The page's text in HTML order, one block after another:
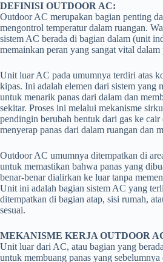
DEFINISI OUTDOOR AC:
Outdoor AC merupakan bagian penting
mengontrol temperatur dalam ruangan.
sistem AC berada di bagian dalam (unit
memainkan peran yang sangat vital dalam
Unit luar AC pada umumnya terdiri atas
kipas. Ini adalah elemen dari sistem yang
untuk menarik panas dari dalam dan
sekitar. Proses ini melalui mekanisme
pendingin berubah bentuk dari gas ke
menyerap panas dari dalam ruangan dan
Outdoor AC umumnya ditempatkan di
untuk memastikan bahwa panas yang
benar-benar dialirkan ke luar tanpa
Unit ini adalah bagian sistem AC yang
ditempatkan di bagian atap, sisi rumah,
sesuai.
MEKANISME KERJA OUTDOOR
Unit luar dari AC, atau bagian yang
untuk membuang panas yang